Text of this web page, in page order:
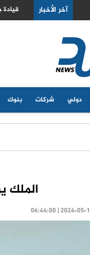
آخر الأخبار خطة
دولي شركات بنوك
الملك